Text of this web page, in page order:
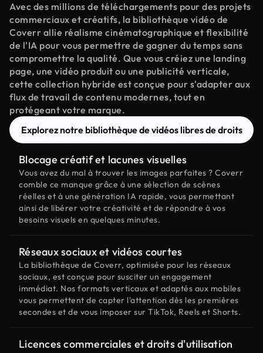
Avec des millions de téléchargements pour des projets
commerciaux et créatifs, la bibliothèque vidéo de
Coverr allie réalisme cinématographique et flexibilité
de l'IA pour vous permettre de gagner du temps sans
compromettre la qualité. Que vous créiez une landing
page, une vidéo produit ou une publicité verticale,
cette collection hybride est conçue pour s'adapter aux
flux de travail de contenu modernes, tout en
protégeant votre marque.
Explorez notre bibliothèque de vidéos libres de droits
Blocage créatif et lacunes visuelles
Vous avez du mal à trouver les images parfaites ? Coverr
comble ce manque grâce à une sélection de scènes
réelles et à une génération IA rapide, vous permettant
ainsi de libérer votre créativité et de répondre à vos
besoins visuels en quelques minutes.
Réseaux sociaux et vidéos courtes
La bibliothèque de Coverr, optimisée pour les réseaux
sociaux, est conçue pour susciter un engagement
immédiat. Nos formats verticaux et adaptés aux mobiles
vous permettent de capter l'attention dès les premières
secondes et de vous imposer sur TikTok, Reels et Shorts.
Licences commerciales et droits d'utilisation